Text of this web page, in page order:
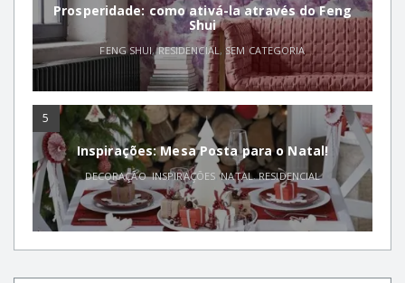
Prosperidade: como ativá-la através do Feng
Shui
FENG SHUI,RESIDENCIAL ,SEM CATEGORIA
5
Inspirações: Mesa Posta para o Natal!
DECORAÇÃO,INSPIRAÇÕES ,NATAL,RESIDENCIAL